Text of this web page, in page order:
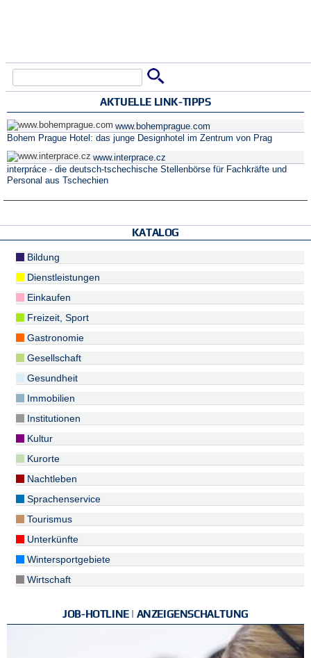
AKTUELLE LINK-TIPPS
www.bohemprague.com
Bohem Prague Hotel: das junge Designhotel im Zentrum von Prag
www.interprace.cz
interpráce - die deutsch-tschechische Stellenbörse für Fachkräfte und
Personal aus Tschechien
KATALOG
Bildung
Dienstleistungen
Einkaufen
Freizeit, Sport
Gastronomie
Gesellschaft
Gesundheit
Immobilien
Institutionen
Kultur
Kurorte
Nachtleben
Sprachenservice
Tourismus
Unterkünfte
Wintersportgebiete
Wirtschaft
JOB-HOTLINE | ANZEIGENSCHALTUNG